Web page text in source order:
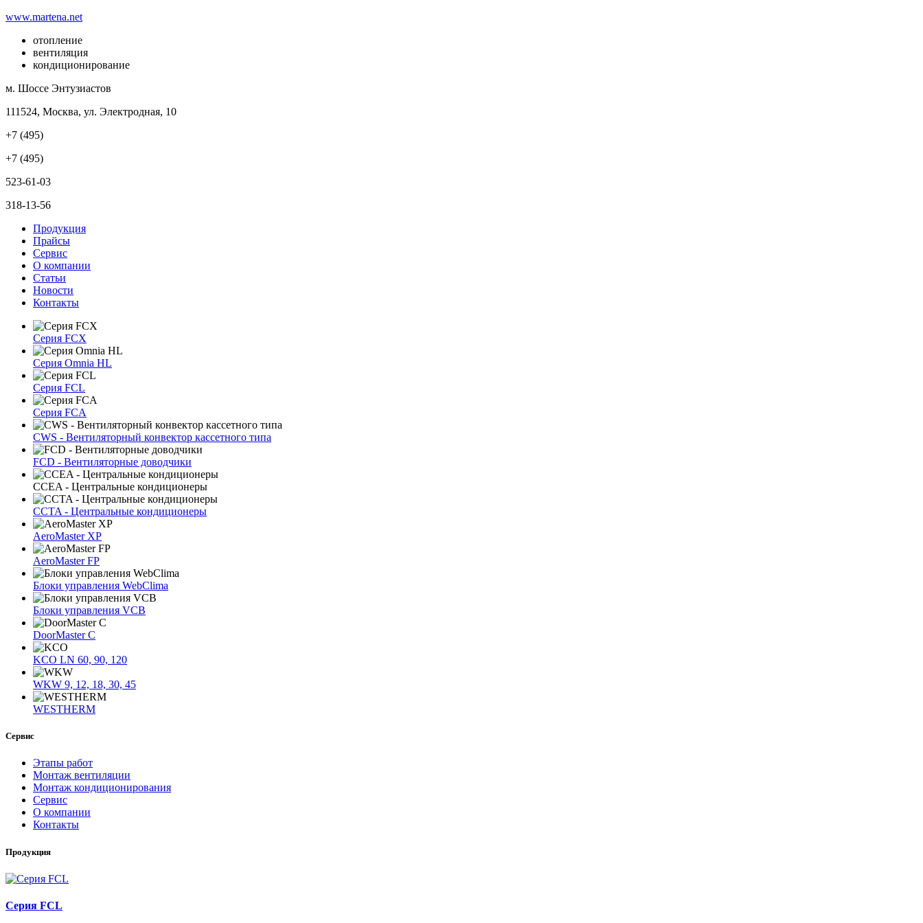
www.martena.net
отопление
вентиляция
кондиционирование
м. Шоссе Энтузиастов
111524, Москва, ул. Электродная, 10
+7 (495)
+7 (495)
523-61-03
318-13-56
Продукция
Прайсы
Сервис
О компании
Статьи
Новости
Контакты
Серия FCX
Серия Omnia HL
Серия FCL
Серия FCA
CWS - Вентиляторный конвектор кассетного типа
FCD - Вентиляторные доводчики
CCEA - Центральные кондиционеры
CCTA - Центральные кондиционеры
AeroMaster XP
AeroMaster FP
Блоки упрaвлeния WebClima
Блоки упрaвлeния VCB
DoorMaster C
KCO LN 60, 90, 120
WKW 9, 12, 18, 30, 45
WESTHERM
Сервис
Этапы работ
Монтаж вентиляции
Монтаж кондиционирования
Сервис
О компании
Контакты
Продукция
Серия FCL